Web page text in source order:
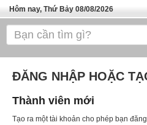
Hôm nay, Thứ Bảy 08/08/2026
Trang chủ
Tuyển Sinh Đào Tạo
Ô Tô Xe Máy
Đồ Dùng Nội Ngoại Thất
ĐĂNG NHẬP HOẶC
Thành viên mới
Tạo ra một tài khoản cho phép bạn